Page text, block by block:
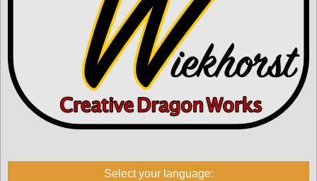
Select your language: